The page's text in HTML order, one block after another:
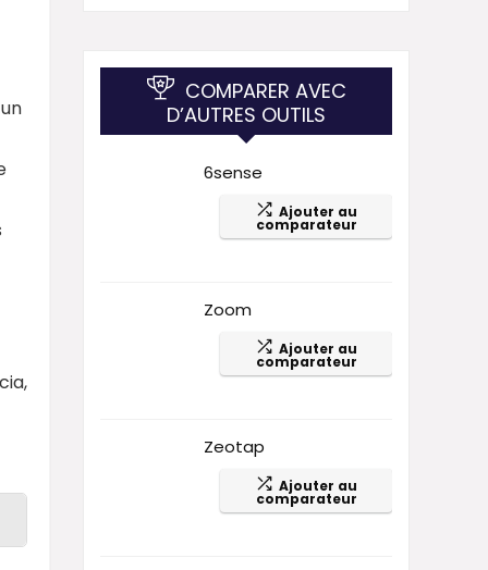
COMPARER AVEC
D’AUTRES OUTILS
6sense
Ajouter au
comparateur
Zoom
Ajouter au
comparateur
Zeotap
Ajouter au
comparateur